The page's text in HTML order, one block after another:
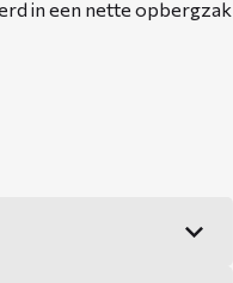
in een nette opbergzak